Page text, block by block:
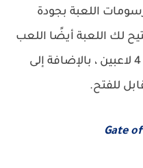
اللعبة بجودة
لك اللعبة أيضًا اللعب
بشكل تعاوني مع ما يصل إلى 4 لاعبين ، بالإضافة إلى
للفتح.
Gate